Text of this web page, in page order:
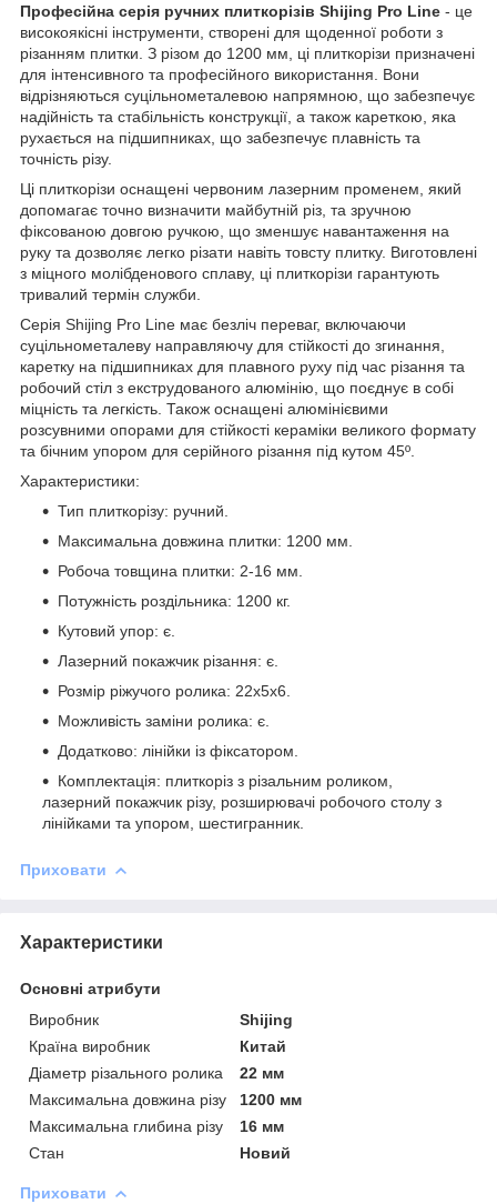
Професійна серія ручних плиткорізів Shijing Pro Line - це
високоякісні інструменти, створені для щоденної роботи з
різанням плитки. З різом до 1200 мм, ці плиткорізи призначені
для інтенсивного та професійного використання. Вони
відрізняються суцільнометалевою напрямною, що забезпечує
надійність та стабільність конструкції, а також кареткою, яка
рухається на підшипниках, що забезпечує плавність та
точність різу.
Ці плиткорізи оснащені червоним лазерним променем, який
допомагає точно визначити майбутній різ, та зручною
фіксованою довгою ручкою, що зменшує навантаження на
руку та дозволяє легко різати навіть товсту плитку. Виготовлені
з міцного молібденового сплаву, ці плиткорізи гарантують
тривалий термін служби.
Серія Shijing Pro Line має безліч переваг, включаючи
суцільнометалеву направляючу для стійкості до згинання,
каретку на підшипниках для плавного руху під час різання та
робочий стіл з екструдованого алюмінію, що поєднує в собі
міцність та легкість. Також оснащені алюмінієвими
розсувними опорами для стійкості кераміки великого формату
та бічним упором для серійного різання під кутом 45º.
Характеристики:
Тип плиткорізу: ручний.
Максимальна довжина плитки: 1200 мм.
Робоча товщина плитки: 2-16 мм.
Потужність роздільника: 1200 кг.
Кутовий упор: є.
Лазерний покажчик різання: є.
Розмір ріжучого ролика: 22x5x6.
Можливість заміни ролика: є.
Додатково: лінійки із фіксатором.
Комплектація: плиткоріз з різальним роликом,
лазерний покажчик різу, розширювачі робочого столу з
лінійками та упором, шестигранник.
Приховати
Характеристики
Основні атрибути
Виробник
Shijing
Країна виробник
Китай
Діаметр різального ролика
22 мм
Максимальна довжина різу
1200 мм
Максимальна глибина різу
16 мм
Стан
Новий
Приховати